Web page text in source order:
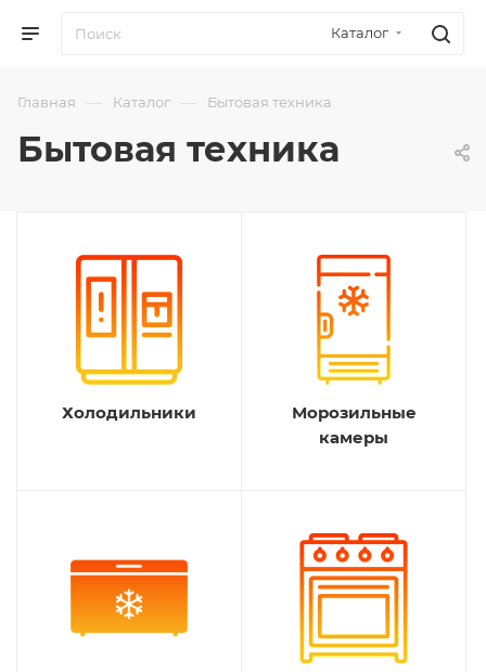
Каталог
Главная — Каталог — Бытовая техника
Бытовая техника
Холодильники
Морозильные
камеры